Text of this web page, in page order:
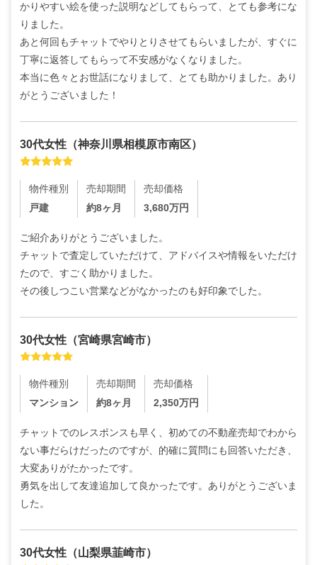
かりやすい絵を使った説明などしてもらって、とても参考にな
りました。
あと何回もチャットでやりとりさせてもらいましたが、すぐに
丁寧に返答してもらって不安感がなくなりました。
本当に色々とお世話になりまして、とても助かりました。あり
がとうございました！
30代女性 （神奈川県相模原市南区）
物件種別
戸建
売却期間
約8ヶ月
売却価格
3,680万円
ご紹介ありがとうございました。
チャットで査定していただけて、アドバイスや情報をいただけ
たので、すごく助かりました。
その後しつこい営業などがなかったのも好印象でした。
30代女性 （宮崎県宮崎市）
物件種別
マンション
売却期間
約8ヶ月
売却価格
2,350万円
チャットでのレスポンスも早く、初めての不動産売却でわから
ない事だらけだったのですが、的確に質問にも回答いただき、
大変ありがたかったです。
勇気を出して友達追加して良かったです。ありがとうございま
した。
30代女性 （山梨県韮崎市）